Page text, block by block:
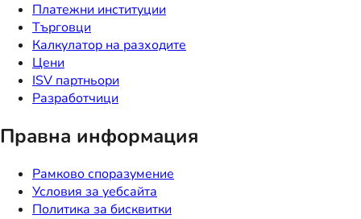
Платежни институции
Търговци
Калкулатор на разходите
Цени
ISV партньори
Разработчици
Правна информация
Рамково споразумение
Условия за уебсайта
Политика за бисквитки